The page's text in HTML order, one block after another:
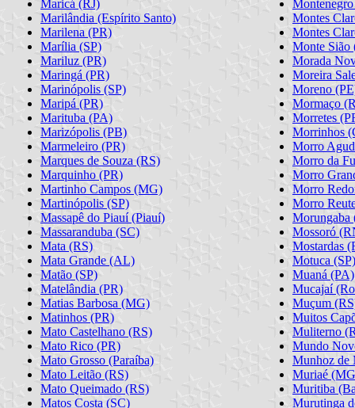
Maricá (RJ)
Marilândia (Espírito Santo)
Marilena (PR)
Marília (SP)
Mariluz (PR)
Maringá (PR)
Marinópolis (SP)
Maripá (PR)
Marituba (PA)
Marizópolis (PB)
Marmeleiro (PR)
Marques de Souza (RS)
Marquinho (PR)
Martinho Campos (MG)
Martinópolis (SP)
Massapê do Piauí (Piauí)
Massaranduba (SC)
Mata (RS)
Mata Grande (AL)
Matão (SP)
Matelândia (PR)
Matias Barbosa (MG)
Matinhos (PR)
Mato Castelhano (RS)
Mato Rico (PR)
Mato Grosso (Paraíba)
Mato Leitão (RS)
Mato Queimado (RS)
Matos Costa (SC)
Montes
Montes
Monte Sião
Morada
Moreira
Moreno
Mormaço
Morretes
Morrinhos
Morro
Morro da
Morro
Morro
Morro
Morungaba
Mossoró
Mostardas
Motuca (SP)
Muaná (PA)
Mucajaí
Muçum
Muitos
Muliterno
Mundo
Munhoz de
Muriaé
Muritiba
Murutinga